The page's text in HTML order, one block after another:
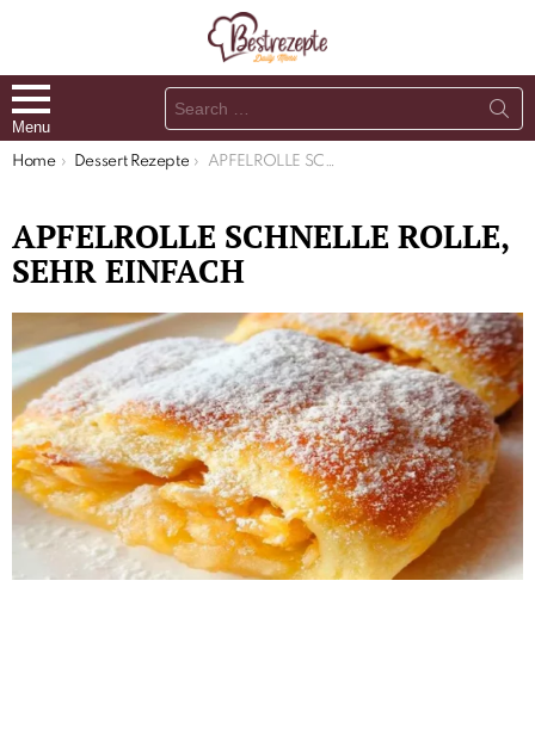
Menu
Search
for:
You are here:
Home Dessert Rezepte APFELROLLE SCHNELLE ROLLE, SEHR EINFACH
APFELROLLE SCHNELLE ROLLE,
SEHR EINFACH